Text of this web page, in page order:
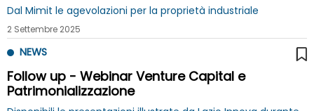
Dal Mimit le agevolazioni per la proprietà industriale
2 Settembre 2025
NEWS
Follow up - Webinar Venture Capital e
Patrimonializzazione